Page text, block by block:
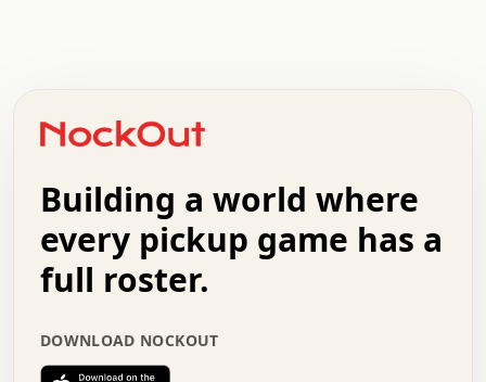
+   .   .   .   .   .   .   .   .   .   +   .   .
.   .   .   .   .   .   .   .   .   .   .   :   .
.   .   .   .   +   .   .   .   .   .   .   .   +
.   :   .   .   .   .   .   .   .   .   o   .   .
.   .   x   .   .   .   .   .   .   :   .   .   o
.   .   .   .   :   .   .   .   .   o   .   .   .
.   .   .   .   .   .   .   :   .   .   .   .   .
.   .   .   .   .   .   .   +   .   .   x   .   .
Building a world where
every pickup game has a
full roster.
DOWNLOAD NOCKOUT